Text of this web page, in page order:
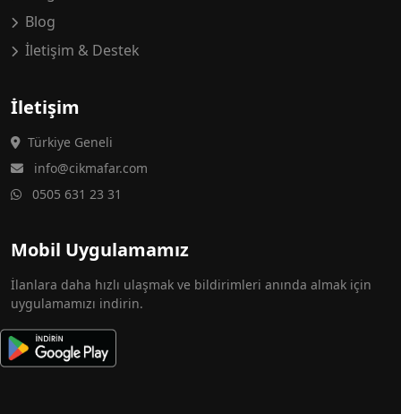
Blog
İletişim & Destek
İletişim
Türkiye Geneli
info@cikmafar.com
0505 631 23 31
Mobil Uygulamamız
İlanlara daha hızlı ulaşmak ve bildirimleri anında almak için
uygulamamızı indirin.